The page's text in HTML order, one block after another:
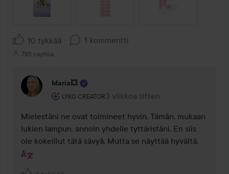
10 tykkää 1 kommentti
785 näyttöä
Maria💥
LYKO CREATOR
Käyttäjän rooli: Lyko Creator.
3 viikkoa sitten
Kommentti lisättiin 3 viikkoa
Mielestäni ne ovat toimineet hyvin. Tämän, mukaan
lukien lampun, annoin yhdelle tyttäristäni. En siis
ole kokeillut tätä sävyä. Mutta se näyttää hyvältä.